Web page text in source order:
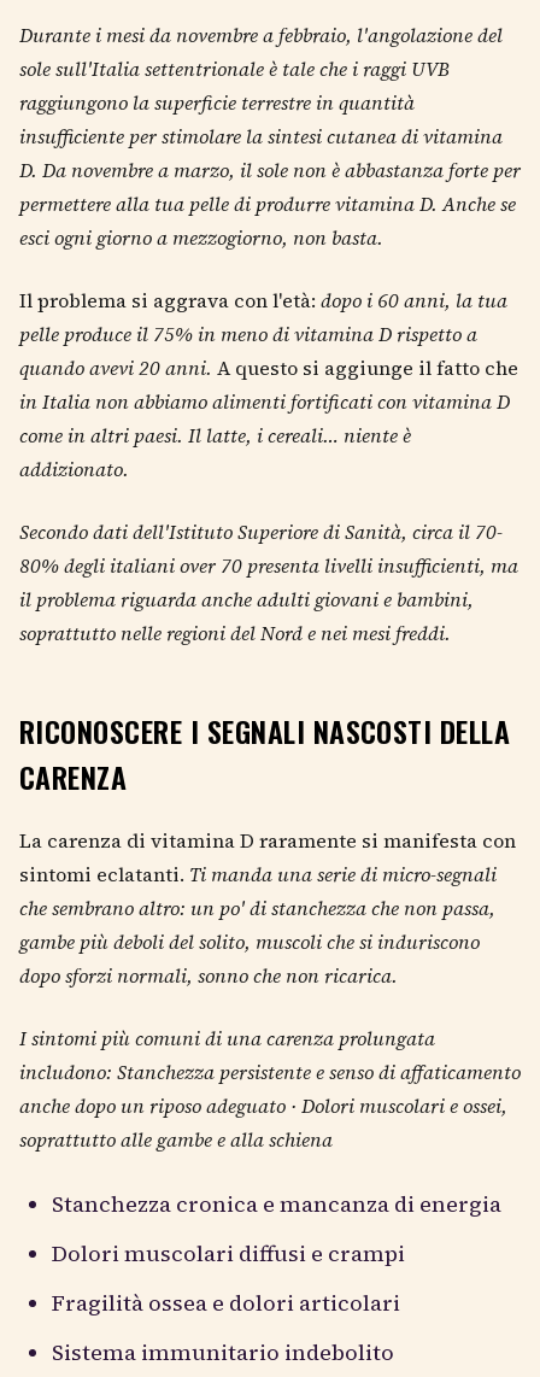
Durante i mesi da novembre a febbraio, l'angolazione del
sole sull'Italia settentrionale è tale che i raggi UVB
raggiungono la superficie terrestre in quantità
insufficiente per stimolare la sintesi cutanea di vitamina
D. Da novembre a marzo, il sole non è abbastanza forte per
permettere alla tua pelle di produrre vitamina D. Anche se
esci ogni giorno a mezzogiorno, non basta.
Il problema si aggrava con l'età: dopo i 60 anni, la tua
pelle produce il 75% in meno di vitamina D rispetto a
quando avevi 20 anni. A questo si aggiunge il fatto che
in Italia non abbiamo alimenti fortificati con vitamina D
come in altri paesi. Il latte, i cereali… niente è
addizionato.
Secondo dati dell'Istituto Superiore di Sanità, circa il 70-
80% degli italiani over 70 presenta livelli insufficienti, ma
il problema riguarda anche adulti giovani e bambini,
soprattutto nelle regioni del Nord e nei mesi freddi.
RICONOSCERE I SEGNALI NASCOSTI DELLA
CARENZA
La carenza di vitamina D raramente si manifesta con
sintomi eclatanti. Ti manda una serie di micro-segnali
che sembrano altro: un po' di stanchezza che non passa,
gambe più deboli del solito, muscoli che si induriscono
dopo sforzi normali, sonno che non ricarica.
I sintomi più comuni di una carenza prolungata
includono: Stanchezza persistente e senso di affaticamento
anche dopo un riposo adeguato · Dolori muscolari e ossei,
soprattutto alle gambe e alla schiena
Stanchezza cronica e mancanza di energia
Dolori muscolari diffusi e crampi
Fragilità ossea e dolori articolari
Sistema immunitario indebolito